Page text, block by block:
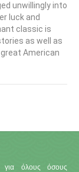
unwillingly into
luck and
classic is
as well as
American
για όλους όσους